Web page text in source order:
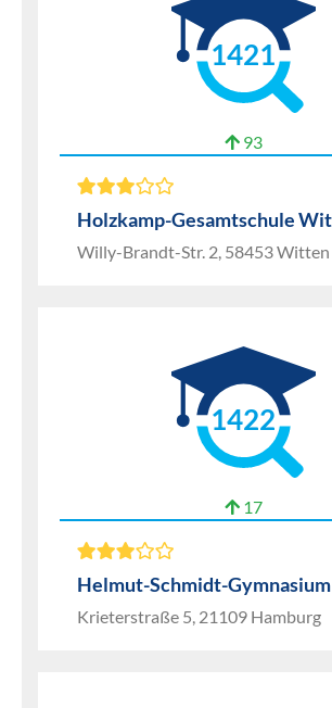
1421
93
Holzkamp-Gesamtschule
Willy-Brandt-Str. 2, 58453 Witten
1422
17
Helmut-Schmidt-Gymnasium
Krieterstraße 5, 21109 Hamburg